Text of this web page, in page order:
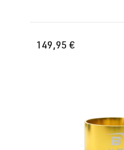
149,95 €